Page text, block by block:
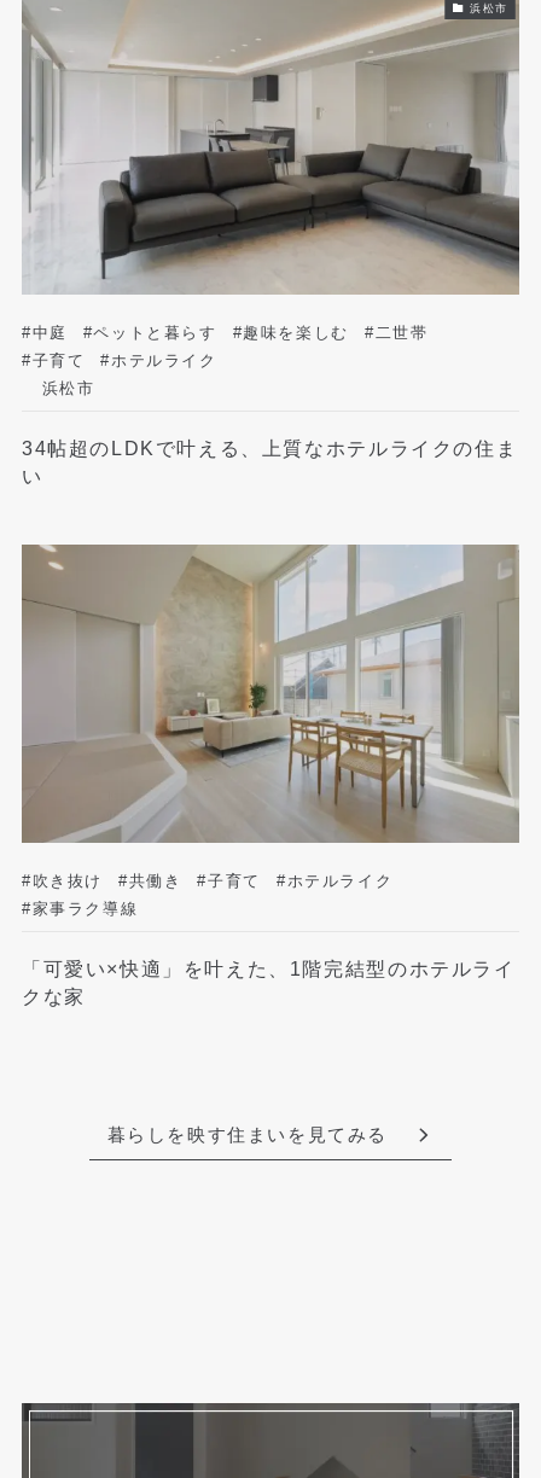
浜松市
#中庭 #ペットと暮らす #趣味を楽しむ
#二世帯
#子育て
#ホテルライク
浜松市
34帖超のLDKで叶える、上質なホテルライクの住ま
い
#吹き抜け #共働き #子育て
#ホテルライク
#家事ラク導線
「可愛い×快適」を叶えた、1階完結型のホテルライ
クな家
暮らしを映す住まいを見てみる